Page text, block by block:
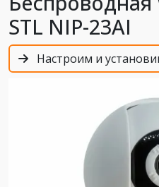
STL NIP-23AI
Настроим и